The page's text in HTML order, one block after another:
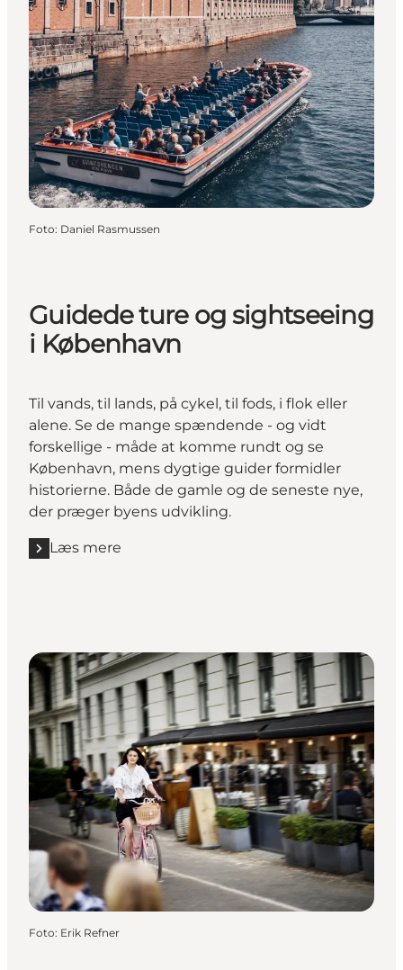
Foto: Daniel Rasmussen
Guidede ture og sightseeing
i København
Til vands, til lands, på cykel, til fods, i flok eller
alene. Se de mange spændende - og vidt
forskellige - måde at komme rundt og se
København, mens dygtige guider formidler
historierne. Både de gamle og de seneste nye,
der præger byens udvikling.
Læs mere
Foto: Erik Refner